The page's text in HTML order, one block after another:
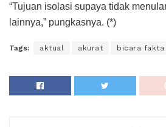
“Tujuan isolasi supaya tidak
lainnya,” pungkasnya. (*)
Tags: aktual akurat bicara fakta